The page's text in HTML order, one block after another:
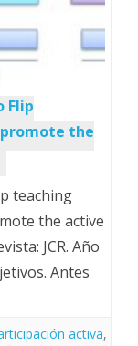
Flip
the
teaching
the active
JCR. Año
Antes
activa,